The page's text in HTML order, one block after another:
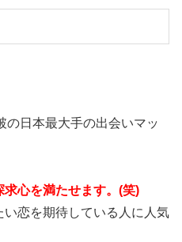
の日本最大手の出会いマッ
心を満たせます。(笑)
恋を期待している人に人気